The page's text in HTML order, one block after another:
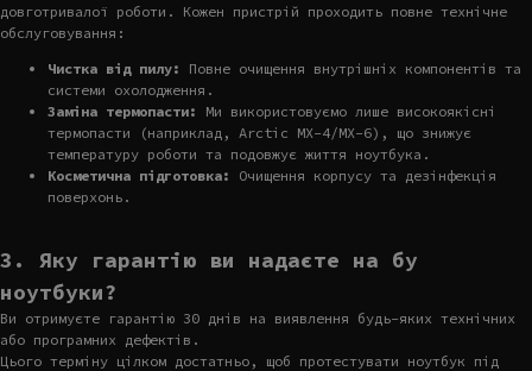
довготривалої роботи. Кожен пристрій проходить повне технічне
обслуговування:
Чистка від пилу:
Повне очищення внутрішніх компонентів та
системи охолодження.
Заміна термопасти:
Ми використовуємо лише високоякісні
термопасти (наприклад, Arctic MX-4/MX-6), що знижує
температуру роботи та подовжує життя ноутбука.
Косметична підготовка:
Очищення корпусу та дезінфекція
поверхонь.
3. Яку гарантію ви надаєте на бу
ноутбуки?
Ви отримуєте гарантію 30 днів на виявлення будь-яких технічних
або програмних дефектів.
Цього терміну цілком достатньо, щоб протестувати ноутбук під